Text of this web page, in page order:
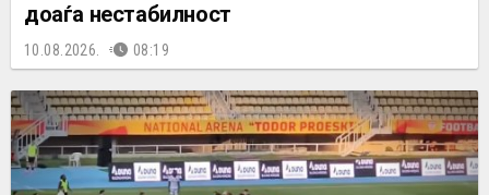
доаѓа нестабилност
10.08.2026. 08:19